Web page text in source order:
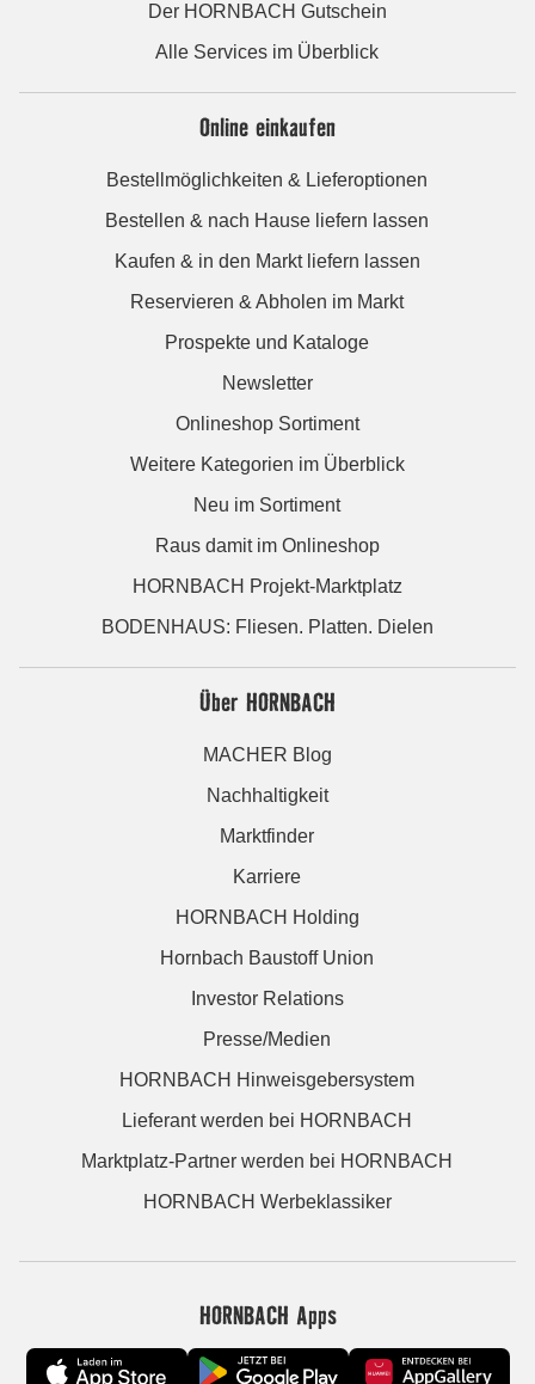
Der HORNBACH Gutschein
Alle Services im Überblick
Online einkaufen
Bestellmöglichkeiten & Lieferoptionen
Bestellen & nach Hause liefern lassen
Kaufen & in den Markt liefern lassen
Reservieren & Abholen im Markt
Prospekte und Kataloge
Newsletter
Onlineshop Sortiment
Weitere Kategorien im Überblick
Neu im Sortiment
Raus damit im Onlineshop
HORNBACH Projekt-Marktplatz
BODENHAUS: Fliesen. Platten. Dielen
Über HORNBACH
MACHER Blog
Nachhaltigkeit
Marktfinder
Karriere
HORNBACH Holding
Hornbach Baustoff Union
Investor Relations
Presse/Medien
HORNBACH Hinweisgebersystem
Lieferant werden bei HORNBACH
Marktplatz-Partner werden bei HORNBACH
HORNBACH Werbeklassiker
HORNBACH Apps